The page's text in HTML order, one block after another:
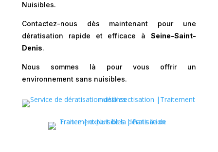
Nuisibles.
Contactez-nous dès maintenant pour une
dératisation rapide et efficace àSeine-Saint-
Denis.
Nous sommes là pour vous offrir un
environnement sans nuisibles.